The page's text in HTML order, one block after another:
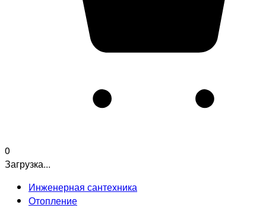
0
Загрузка...
Инженерная сантехника
Отопление